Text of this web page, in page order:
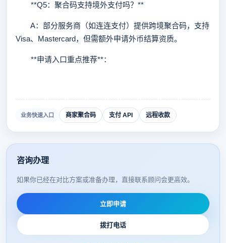
**Q5：聚合码支持境外支付吗？**
A：部分服务商（如连连支付）提供跨境聚合码，支持
Visa、Mastercard，但需额外申请外币结算资质。
**申请入口重点推荐**：
业务快速入口 商家聚合码 支付 API 远程收款
咨询办理
如果你已经在对比方案或准备办理，直接联系顾问会更高效。
立即申请
拨打电话